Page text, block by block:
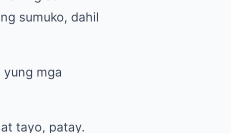
sumuko, dahil
mga
tayo, patay.